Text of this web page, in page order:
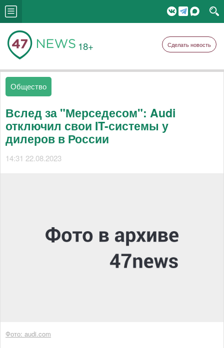
18+ Сделать новость
Общество
Вслед за "Мерседесом": Audi
отключил свои IT-системы у
дилеров в России
14:31 22.08.2023
Фото: audi.com